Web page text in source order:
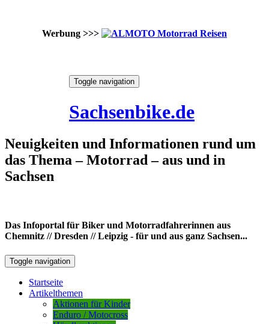
Werbung >>>
Toggle navigation
Sachsenbike.de
Neuigkeiten und Informationen rund um
das Thema – Motorrad – aus und in
Sachsen
Das Infoportal für Biker und Motorradfahrerinnen aus
Chemnitz // Dresden // Leipzig - für und aus ganz Sachsen...
Toggle navigation
Startseite
Artikelthemen
Aktionen für Kinder
Enduro / Motocross